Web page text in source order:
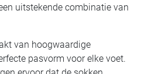
uitstekende combinatie van
van hoogwaardige
pasvorm voor elke voet.